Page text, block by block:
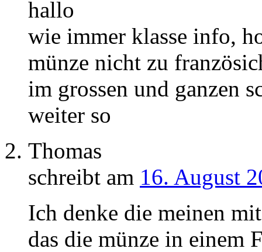
hallo
wie immer klasse info,
münze nicht zu
im grossen und ganzen
weiter so
Thomas
schreibt am 16. August
Ich denke die meinen
das die münze in einem